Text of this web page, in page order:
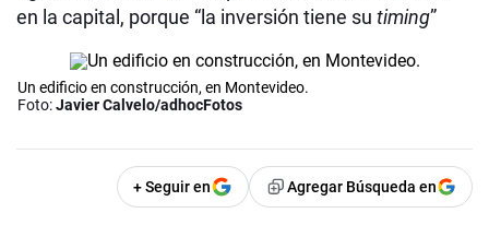
en la capital, porque “la inversión tiene su timing”
Un edificio en construcción, en Montevideo.
Foto:Javier Calvelo/adhocFotos
+ Seguir en Agregar Búsqueda en